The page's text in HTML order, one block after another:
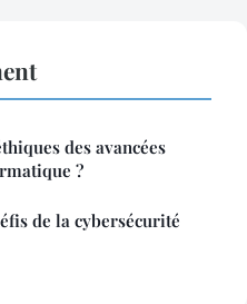
des avancées
?
de la cybersécurité